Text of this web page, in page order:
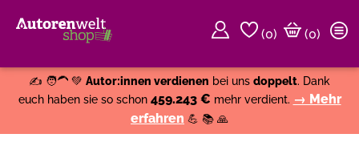
(0)
(0)
✍️ 🧑‍🦱 💚 Autor:innen verdienen bei uns doppelt. Dank
euch haben sie so schon 459.243 € mehr verdient. → Mehr
erfahren 💪 📚 🙏